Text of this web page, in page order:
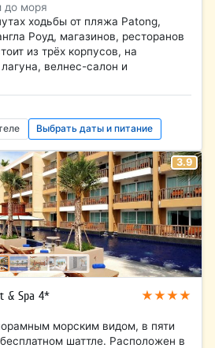
до моря
ходьбы от пляжа Patong,
Роуд, магазинов, ресторанов
из трёх корпусов, на
велнес-салон и
Выбрать даты и питание
3.9
& Spa 4* ★★★★
морским видом, в пяти
шаттле. Расположен в